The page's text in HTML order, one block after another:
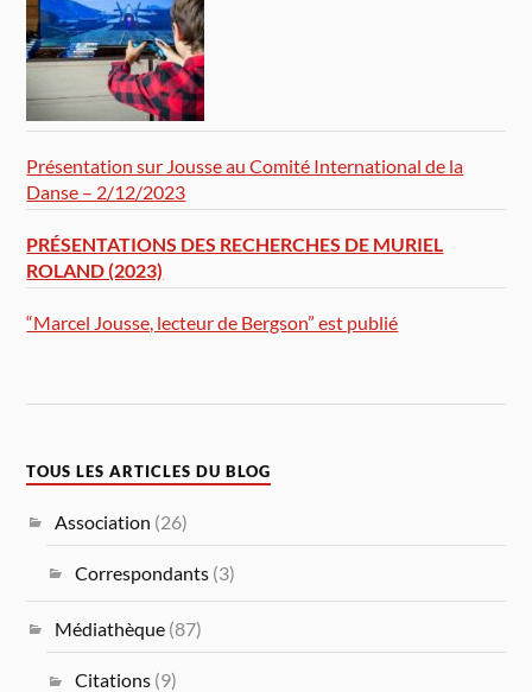
Présentation sur Jousse au Comité International de la
Danse – 2/12/2023
PRÉSENTATIONS DES RECHERCHES DE MURIEL
ROLAND (2023)
“Marcel Jousse, lecteur de Bergson” est publié
TOUS LES ARTICLES DU BLOG
Association (26)
Correspondants(3)
Médiathèque (87)
Citations(9)